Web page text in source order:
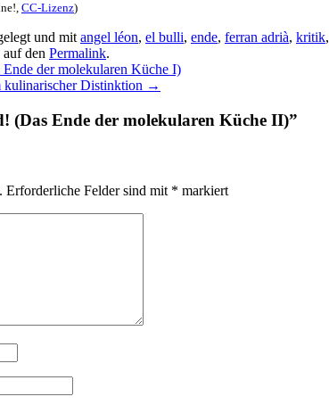
CC-Lizenz)
und mit angel léon, el bulli, ende, ferran adrià, kritik,
den Permalink.
der molekularen Küche I)
kulinarischer Distinktion →
(Das Ende der molekularen Küche II)”
Erforderliche Felder sind mit * markiert